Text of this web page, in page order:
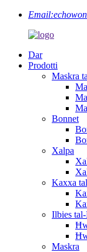
Email:
Dar
Prodotti
Maskra
Bonnet
Xalpa
Kaxxa
Ilbies
Maskra